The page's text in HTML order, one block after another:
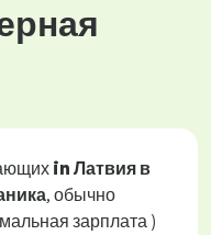
in Латвия в
, обычно
зарплата )